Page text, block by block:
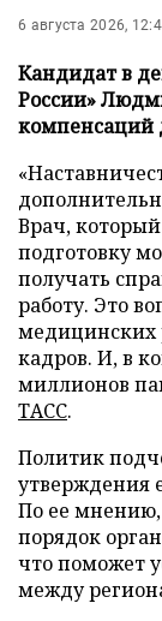
6 августа 2026,
Кандидат в
России»
компенсаций
Врач, который
подготовку
получать
работу. Это
медицинских
кадров. И, в
миллионов
ТАСС.
Политик
утверждения
По ее мнению,
порядок
что поможет
между